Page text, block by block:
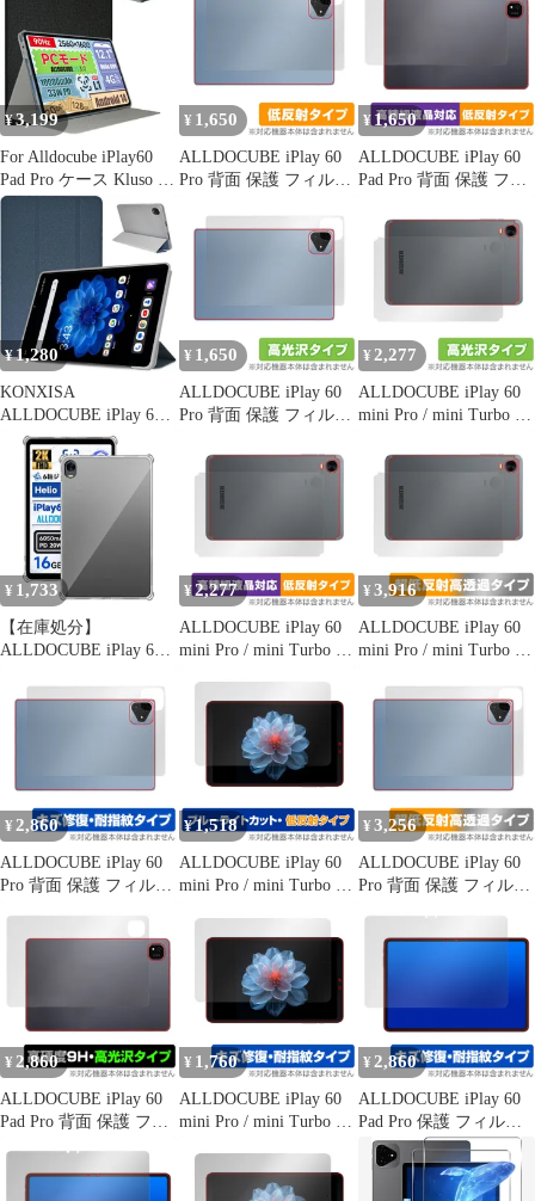
護フィルム さらさら手
本体保護フィルム 高光
¥3,199
For Alldocube iPlay60
Pad Pro ケース Kluso 超
軽量 極薄 高級PU レザ
ー 開閉式 スタンド ス
マートケース スタンド
機能 スマートカバー 充
電対応 iPlay 60 Pad Pro
12インチ 対応 (ブラッ
ク)
¥ 1,650
ALLDOCUBE iPlay 60
Pro 背面 保護 フィルム
ドキューブ 本体保護フ
ィルム さらさら手触り
¥ 1,650
ALLDOCUBE iPlay 60
Pad Pro 背面 保護 フィ
for オールドキューブ
本体保護フィルム さら
さら手触り 低反射素材
¥1,280
KONXISA
ALLDOCUBE iPlay 60
mini Turbo/Pro 8.4イン
チ ケース グレー スタ
ンド機能
¥ 1,650
ALLDOCUBE iPlay 60
Pro 背面 保護 フィルム
ールドキューブ 本体保
護フィルム 高光沢素材
¥ 2,277
ALLDOCUBE iPlay 60
mini Pro / mini Turbo 背
OverLay Brilliant for オ
ールドキューブ タブレ
ット 本体保護 高光沢素
¥ 1,733
【在庫処分】
ALLDOCUBE iPlay 60
ース For (2024最新) 8.4
インチ 保護ケース TPU
撃 iPlay 60 mini Pro ケ
ース カバー (クリア
¥2,277
ALLDOCUBE iPlay 60
mini Pro / mini Turbo 背
ールドキューブ タブレ
ット 本体保護 さらさら
¥ 3,916
ALLDOCUBE iPlay 60
mini Pro / mini Turbo 背
OverLay Plus Premium
for オールドキューブ
¥ 2,860
ALLDOCUBE iPlay 60
Pro 背面 保護 フィルム
ルドキューブ 本体保護
フィルム 傷修復 指紋防
¥1,518
ALLDOCUBE iPlay 60
mini Pro / mini Turbo 保
オールドキューブ タブ
レット 目に優しい
¥ 3,256
ALLDOCUBE iPlay 60
Pro 背面 保護 フィルム
本体保護フィルム さら
¥ 2,860
ALLDOCUBE iPlay 60
Pad Pro 背面 保護 フィ
¥ 1,760
ALLDOCUBE iPlay 60
mini Pro / mini Turbo 保
ーブ タブレット 傷修復
¥ 2,860
ALLDOCUBE iPlay 60
Pad Pro 保護 フィルム
OverLay Magic for オー
ルドキューブ 液晶保護
傷修復 耐指紋 指紋防止